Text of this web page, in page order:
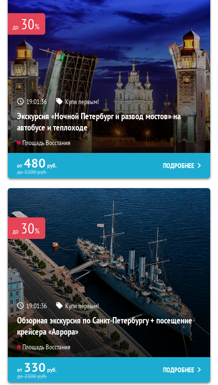
до 30%
19:01:35 Купи первым!
Экскурсия «Ночной Петербург и развод мостов» на
автобусе и теплоходе
Площадь Восстания
от 480 руб.
до3200руб.
ПОДРОБНЕЕ
до 30%
19:01:35 Купи первым!
Обзорная экскурсия по Санкт-Петербургу + посещение
крейсера «Аврора»
Площадь Восстания
от 330 руб.
до2300руб.
ПОДРОБНЕЕ